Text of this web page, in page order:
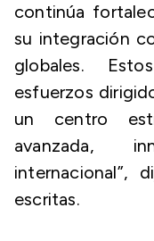
continúa
su integración
globales.
esfuerzos
un centro
avanzada,
internacional”,
escritas.